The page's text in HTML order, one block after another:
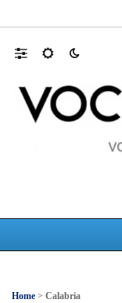
Home > Calabria